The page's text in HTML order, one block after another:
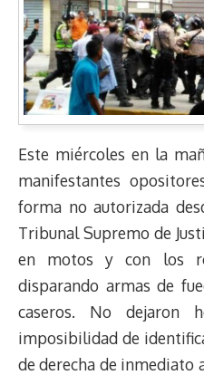
Este miércoles en la
manifestantes
forma no autorizada
Tribunal Supremo de
en motos y con los
disparando armas de
caseros. No dejaron
imposibilidad de
de derecha de inmediato